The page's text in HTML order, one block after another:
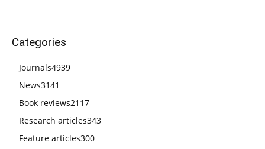
Categories
Journals4939
News3141
Book reviews2117
Research articles343
Feature articles300